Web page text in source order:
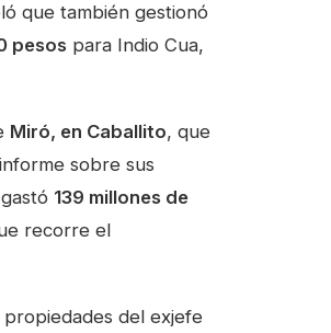
que también gestionó
pesos para Indio Cua,
Miró, en Caballito, que
sobre sus
139 millones de
recorre el
propiedades del exjefe